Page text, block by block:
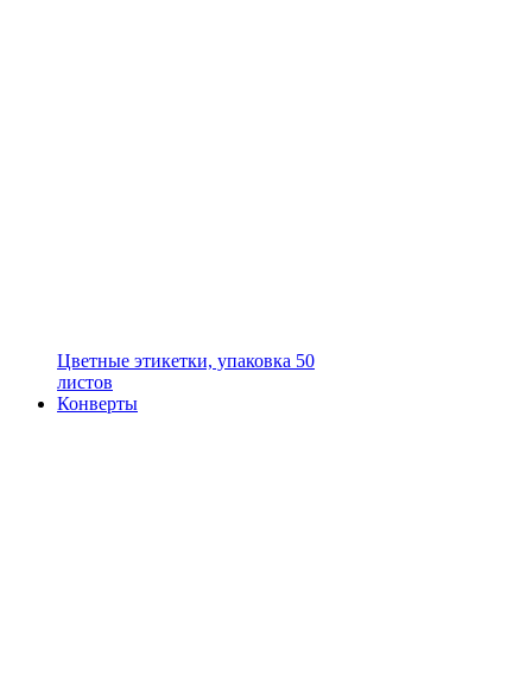
Цветные этикетки, упаковка 50
листов
Конверты